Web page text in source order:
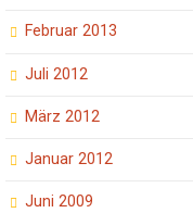
Februar 2013
Juli 2012
März 2012
Januar 2012
Juni 2009